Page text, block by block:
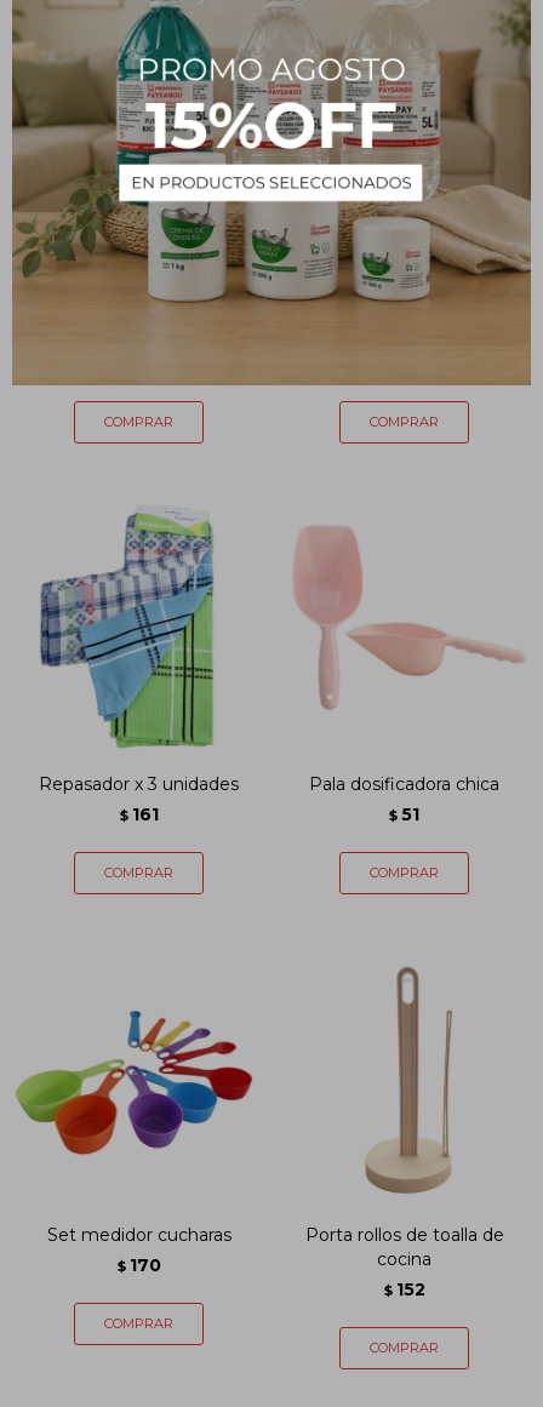
Rollo papel de aluminio x
Rollo papel de aluminio x
Repasador x 3 unidades
$ 161
Pala dosificadora chica
$ 51
Set medidor cucharas
$ 170
Porta rollos de toalla de
cocina
$ 152